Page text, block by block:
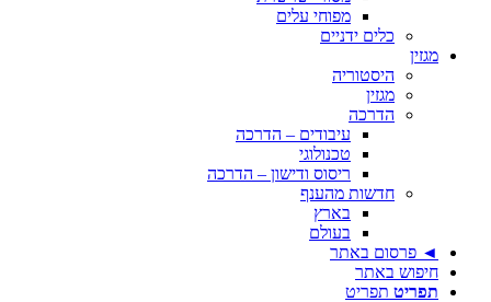
מפוחי עלים
כלים ידניים
מגזין
היסטוריה
מגזין
הדרכה
עיבודים – הדרכה
טכנולוגי
ריסוס ודישון – הדרכה
חדשות מהענף
בארץ
בעולם
◄ פרסום באתר
חיפוש באתר
תפריט תפריט